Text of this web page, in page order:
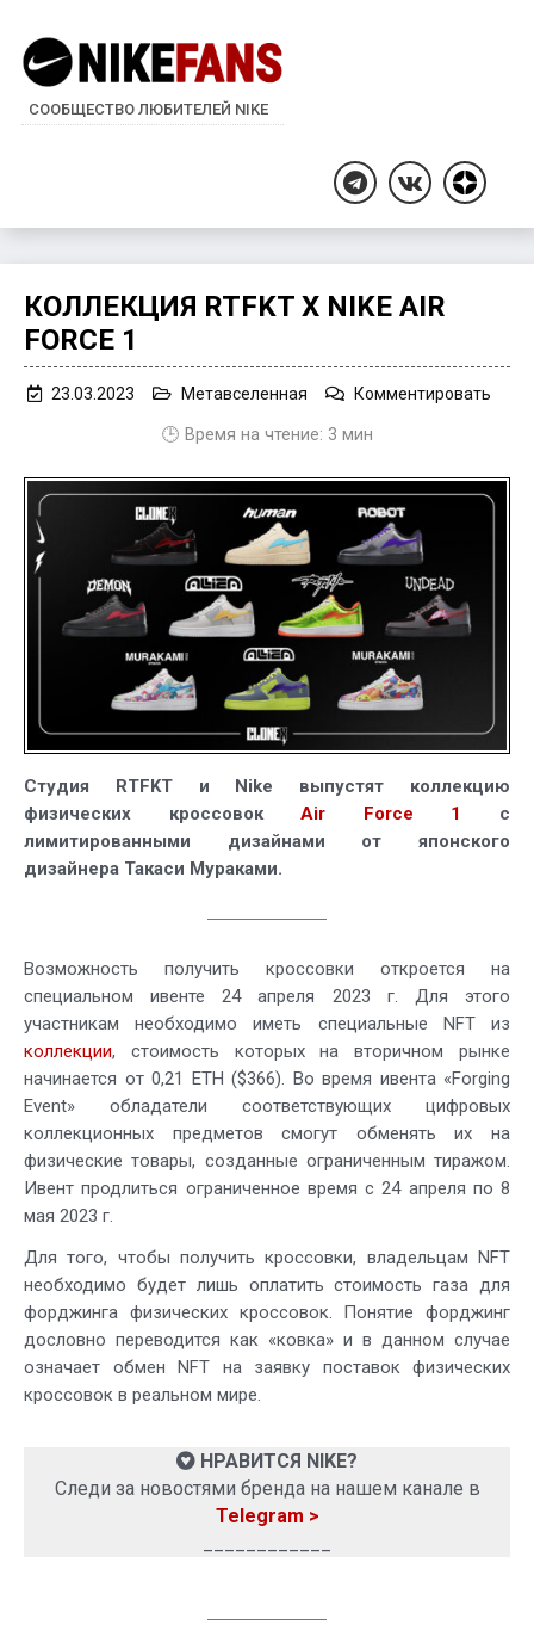
СООБЩЕСТВО ЛЮБИТЕЛЕЙ NIKE
TelegramВКонтакте
Дзен
КОЛЛЕКЦИЯ RTFKT X NIKE AIR
FORCE 1
23.03.2023 Метавселенная Комментировать
🕒 Время на чтение: 3 мин
Студия RTFKT и Nike выпустят коллекцию
физических кроссовокAir Force 1
с
лимитированными дизайнами от японского
дизайнера Такаси Мураками.
Возможность получить кроссовки откроется на
специальном ивенте 24 апреля 2023 г. Для этого
участникам необходимо иметь специальные NFT из
коллекции, стоимость которых на вторичном рынке
начинается от 0,21 ETH ($366). Во время ивента «Forging
Event» обладатели соответствующих цифровых
коллекционных предметов смогут обменять их на
физические товары, созданные ограниченным тиражом.
Ивент продлиться ограниченное время с 24 апреля по 8
мая 2023 г.
Для того, чтобы получить кроссовки, владельцам NFT
необходимо будет лишь оплатить стоимость газа для
форджинга физических кроссовок. Понятие форджинг
дословно переводится как «ковка» и в данном случае
означает обмен NFT на заявку поставок физических
кроссовок в реальном мире.
НРАВИТСЯ NIKE?
Следи за новостями бренда на нашем канале в
Telegram >